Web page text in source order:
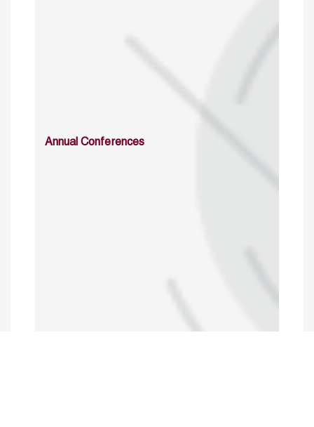
Annual Conferences